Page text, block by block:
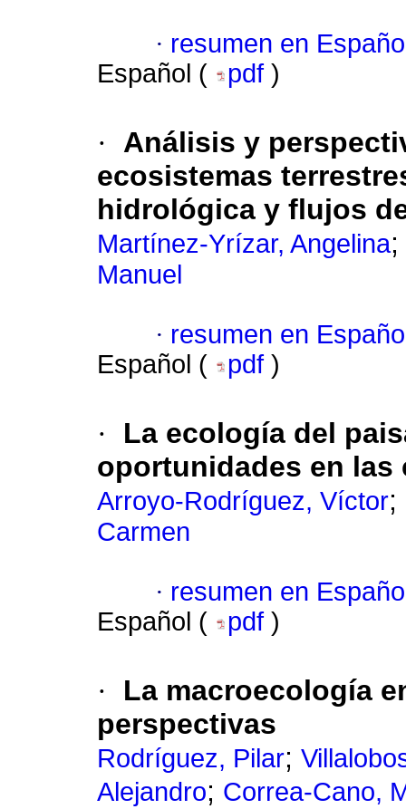
· resumen en
Español (
pdf )
·
Análisis y
ecosistemas
hidrológica y flujos
Martínez-Yrízar, Angelina;
Manuel
· resumen en
Español (
pdf )
·
La ecología del
oportunidades en
Arroyo-Rodríguez, Víctor;
Carmen
· resumen en
Español (
pdf )
·
La macroecología
perspectivas
Rodríguez, Pilar;
Alejandro; Correa-Cano,